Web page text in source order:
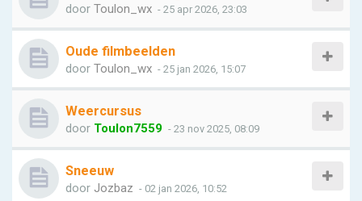
door Toulon_wx - 25 apr 2026, 23:03
Oude filmbeelden
door Toulon_wx - 25 jan 2026, 15:07
Weercursus
door Toulon7559 - 23 nov 2025, 08:09
Sneeuw
door Jozbaz - 02 jan 2026, 10:52